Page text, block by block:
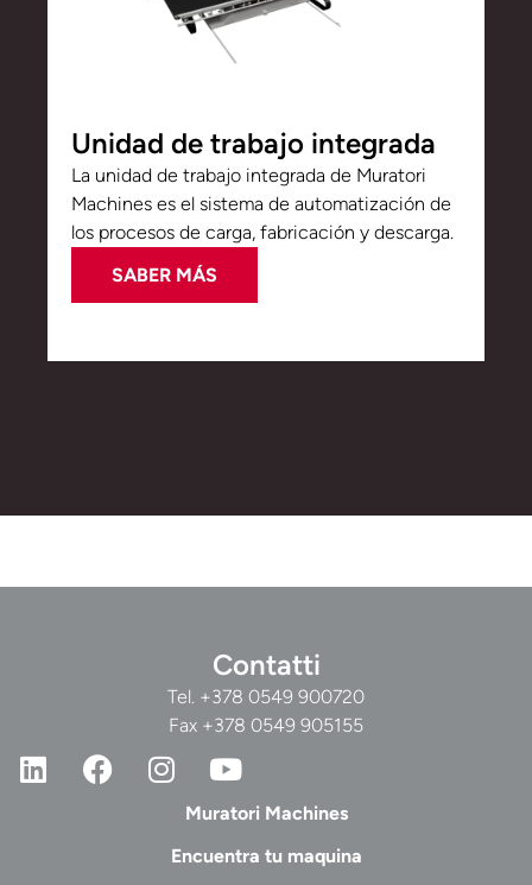
Unidad de trabajo integrada
La unidad de trabajo integrada de Muratori
Machines es el sistema de automatización de
los procesos de carga, fabricación y descarga.
SABER MÁS
Muratori Machines
Encuentra tu maquina
Contatti
Tel. +378 0549 900720
Fax +378 0549 905155